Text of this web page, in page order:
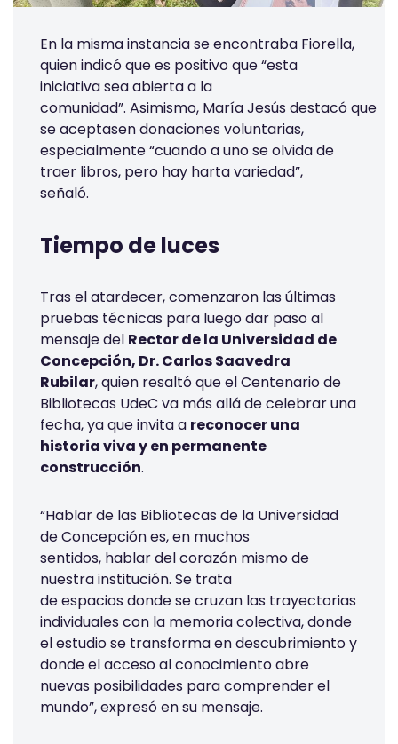
En la misma instancia se encontraba Fiorella,
quien indicó que es positivo que “esta
iniciativa sea abierta a la
comunidad”. Asimismo, María Jesús destacó que
se aceptasen donaciones voluntarias,
especialmente “cuando a uno se olvida de
traer libros, pero hay harta variedad”,
señaló.
Tiempo de luces
Tras el atardecer, comenzaron las últimas
pruebas técnicas para luego dar paso al
mensaje del Rector de la Universidad de
Concepción, Dr. Carlos Saavedra
Rubilar, quien resaltó que el Centenario de
Bibliotecas UdeC va más allá de celebrar una
fecha, ya que invita a reconocer una
historia viva y en permanente
construcción.
“Hablar de las Bibliotecas de la Universidad
de Concepción es, en muchos
sentidos, hablar del corazón mismo de
nuestra institución. Se trata
de espacios donde se cruzan las trayectorias
individuales con la memoria colectiva, donde
el estudio se transforma en descubrimiento y
donde el acceso al conocimiento abre
nuevas posibilidades para comprender el
mundo”, expresó en su mensaje.